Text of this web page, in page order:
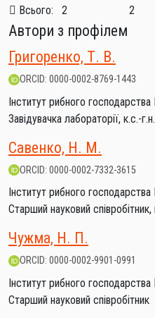
Всього:
2 2
Автори з профілем
Григоренко, Т. В.
ORCID: 0000-0002-8769-1443
Інститут рибного
Завідувачка лабораторії, к.с.-г.н.
Савенко, Н. М.
ORCID: 0000-0002-7332-3615
Інститут рибного
Старший науковий співробітник,
Чужма, Н. П.
ORCID: 0000-0002-9901-0991
Інститут рибного
Старший науковий співробітник